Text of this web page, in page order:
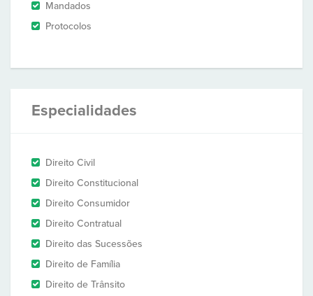
Mandados
Protocolos
Especialidades
Direito Civil
Direito Constitucional
Direito Consumidor
Direito Contratual
Direito das Sucessões
Direito de Família
Direito de Trânsito